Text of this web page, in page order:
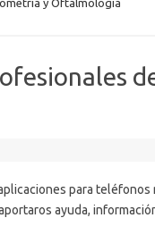
y Oftalmologia
para teléfonos
ayuda,